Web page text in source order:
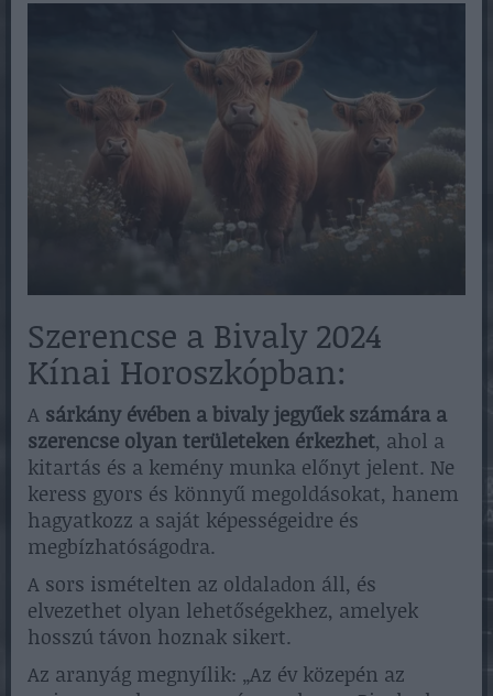
Szerencse a Bivaly 2024
Kínai Horoszkópban:
A sárkány évében a bivaly jegyűek számára a
szerencse olyan területeken érkezhet, ahol a
kitartás és a kemény munka előnyt jelent. Ne
keress gyors és könnyű megoldásokat, hanem
hagyatkozz a saját képességeidre és
megbízhatóságodra.
A sors ismételten az oldaladon áll, és
elvezethet olyan lehetőségekhez, amelyek
hosszú távon hoznak sikert.
Az aranyág megnyílik: „Az év közepén az